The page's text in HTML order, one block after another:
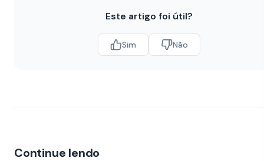
Este artigo foi útil?
Sim Não
Continue lendo